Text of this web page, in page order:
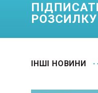
РОЗСИЛКУ
IНШI НОВИНИ